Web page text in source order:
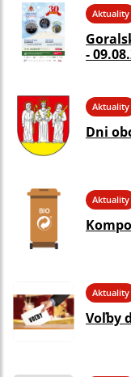
Aktuality
-
Aktuality
Dni
Aktuality
Aktuality
Voľby